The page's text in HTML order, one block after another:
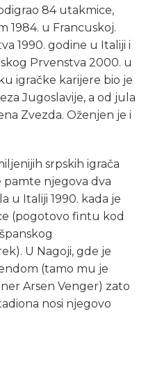
84 utakmice,
1984. u Francuskoj.
1990. godine u Italiji i
Prvenstva 2000. u
igračke karijere bio je
Jugoslavije, a od jula
Zvezda. Oženjen je i
srpskih igrača
pamte njegova dva
u Italiji 1990. kada je
(pogotovo fintu kod
U Nagoji, gde je
(tamo mu je
Arsen Venger) zato
nosi njegovo